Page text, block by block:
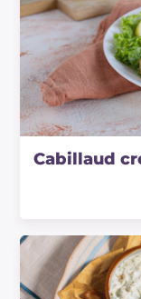
Cabillaud